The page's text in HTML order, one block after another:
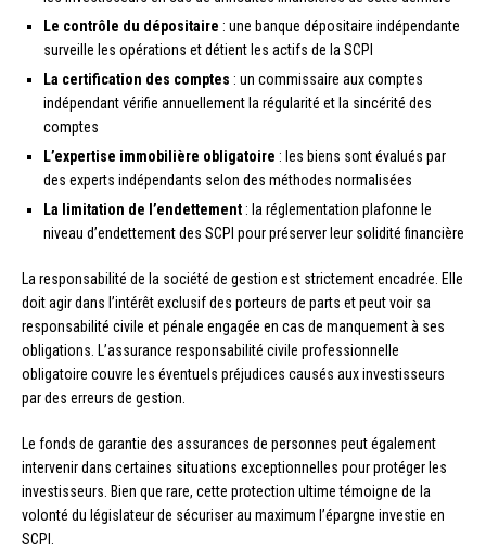
Le contrôle du dépositaire : une banque dépositaire indépendante
surveille les opérations et détient les actifs de la SCPI
La certification des comptes : un commissaire aux comptes
indépendant vérifie annuellement la régularité et la sincérité des
comptes
L’expertise immobilière obligatoire : les biens sont évalués par
des experts indépendants selon des méthodes normalisées
La limitation de l’endettement : la réglementation plafonne le
niveau d’endettement des SCPI pour préserver leur solidité financière
La responsabilité de la société de gestion est strictement encadrée. Elle
doit agir dans l’intérêt exclusif des porteurs de parts et peut voir sa
responsabilité civile et pénale engagée en cas de manquement à ses
obligations. L’assurance responsabilité civile professionnelle
obligatoire couvre les éventuels préjudices causés aux investisseurs
par des erreurs de gestion.
Le fonds de garantie des assurances de personnes peut également
intervenir dans certaines situations exceptionnelles pour protéger les
investisseurs. Bien que rare, cette protection ultime témoigne de la
volonté du législateur de sécuriser au maximum l’épargne investie en
SCPI.